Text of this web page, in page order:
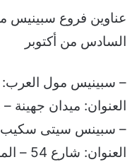
السادس من أكتوبر
– سبينيس مول العرب:
العنوان: ميدان جهينة – مدينة
– سبينس سيتى